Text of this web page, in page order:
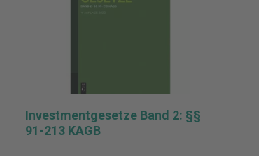
Investmentgesetze Band 2: §§
91-213 KAGB